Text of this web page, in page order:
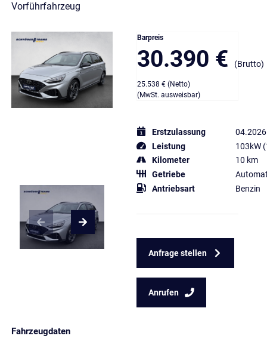
Vorführfahrzeug
Barpreis
30.390 € (Brutto)
25.538 € (Netto)
(MwSt. ausweisbar)
Erstzulassung
04.2026
Leistung
103kW
Kilometer
10 km
Getriebe
Antriebsart
Benzin
Anfrage stellen
Anrufen
Fahrzeugdaten